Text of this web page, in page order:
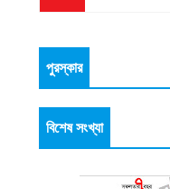
পুরস্কার
বিশেষ সংখ্যা